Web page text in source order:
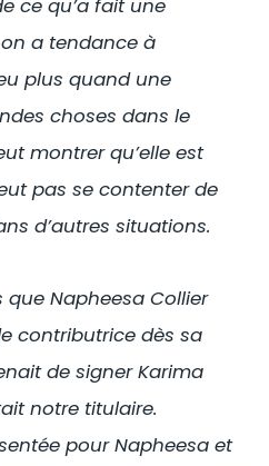
a tendance à
plus quand une
choses dans le
montrer qu’elle est
pas se contenter de
d’autres situations.
que Napheesa Collier
contributrice dès sa
de signer Karima
notre titulaire.
pour Napheesa et